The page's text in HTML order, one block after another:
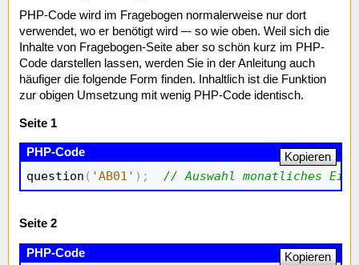
PHP-Code wird im Fragebogen normalerweise nur dort
verwendet, wo er benötigt wird –- so wie oben. Weil sich die
Inhalte von Fragebogen-Seite aber so schön kurz im PHP-
Code darstellen lassen, werden Sie in der Anleitung auch
häufiger die folgende Form finden. Inhaltlich ist die Funktion
zur obigen Umsetzung mit wenig PHP-Code identisch.
Seite 1
question ( 'AB01' ) ; // Auswahl monatliches
Kopieren
Seite 2
Kopieren